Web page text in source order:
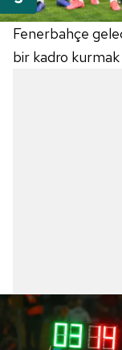
Fenerbahçe
bir kadro kurmak